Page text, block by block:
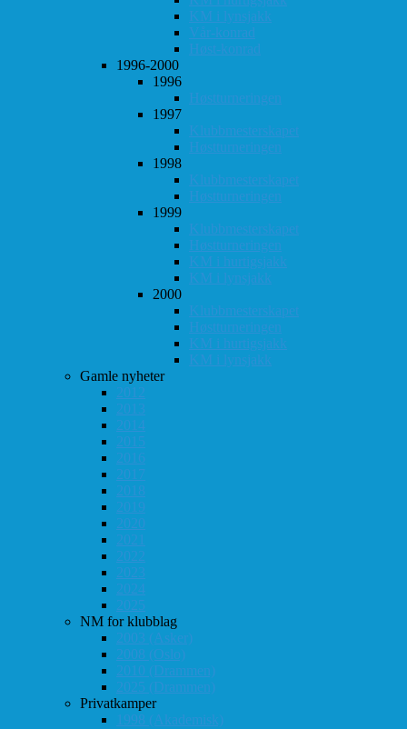
KM i lynsjakk
Vår-konrad
Høst-konrad
1996-2000
1996
Høstturneringen
1997
Klubbmesterskapet
Høstturneringen
1998
Klubbmesterskapet
Høstturneringen
1999
Klubbmesterskapet
Høstturneringen
KM i hurtigsjakk
KM i lynsjakk
2000
Klubbmesterskapet
Høstturneringen
KM i hurtigsjakk
KM i lynsjakk
Gamle nyheter
2012
2013
2014
2015
2016
2017
2018
2019
2020
2021
2022
2023
2024
2025
NM for klubblag
2003 (Asker)
2008 (Oslo)
2010 (Drammen)
2025 (Drammen)
Privatkamper
1998 (Akademisk)